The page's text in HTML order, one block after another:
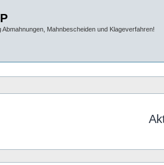
Abmahnungen, Mahnbescheiden und Klageverfahren!